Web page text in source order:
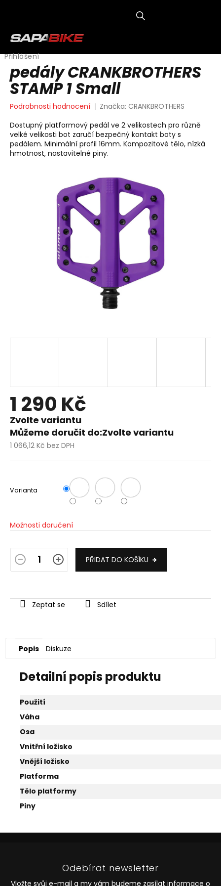
Přihlášení
pedály CRANKBROTHERS
STAMP 1 Small
Průměrné
produktu
je
0,0
z
Podrobnosti hodnocení Značka:CRANKBROTHERS
Dostupný platformový pedál ve 2 velikostech pro různě
velké velikosti bot zaručí bezpečný kontakt boty s
pedálem. Minimální profil 16mm. Kompozitové tělo, nízká
hmotnost, nastavitelné piny.
1 290 Kč
Zvolte variantu
Můžeme doručit do:Zvolte variantu
1 066,12 Kč bez DPH
Měrná
Varianta
Možnosti doručení
PŘIDAT DO KOŠÍKU
Zeptat se Sdílet
Popis Diskuze
Detailní popis produktu
Použití
Váha
Osa
Vnitřní ložisko
Vnější ložisko
Platforma
Tělo platformy
Piny
Odebírat newsletter
Vložte svůj e-mail a my vám budeme zasílat informace o